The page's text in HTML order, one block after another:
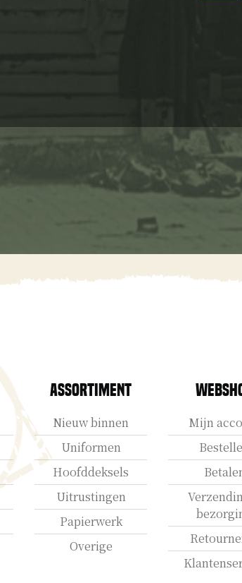
Assortiment
Nieuw binnen
Uniformen
Hoofddeksels
Uitrustingen
Papierwerk
Overige
Mijn